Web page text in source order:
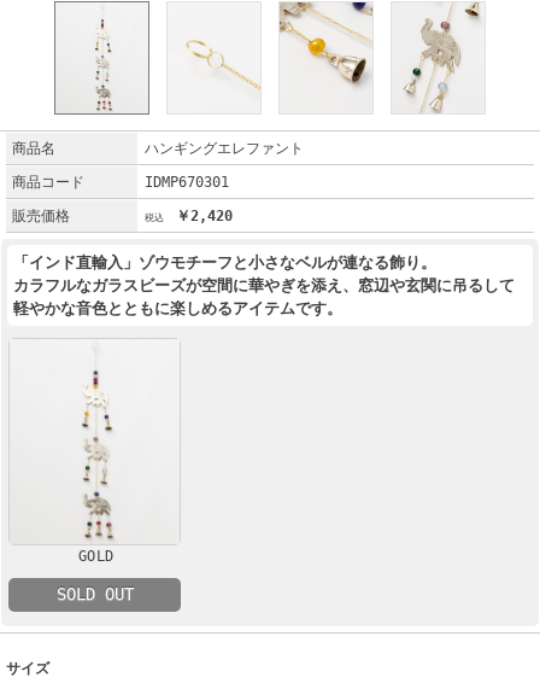
商品名
ハンギングエレファント
商品コード
IDMP670301
販売価格
￥2,420
「インド直輸入」ゾウモチーフと小さなベルが連なる飾り。
カラフルなガラスビーズが空間に華やぎを添え、窓辺や玄関に吊るして
軽やかな音色とともに楽しめるアイテムです。
GOLD
SOLD OUT
サイズ